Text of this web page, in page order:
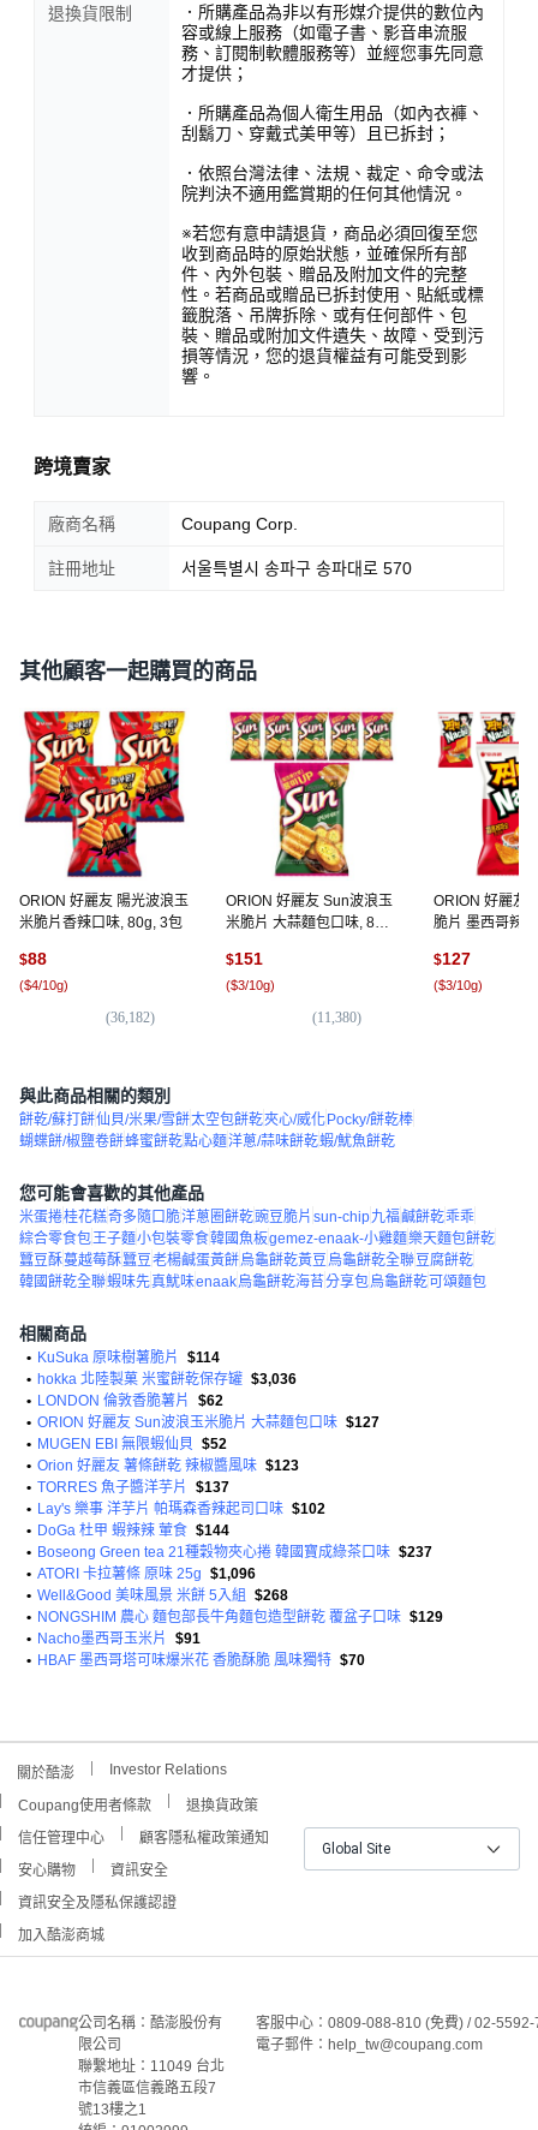
退換貨限制
．所購產品為非以有形媒介提供的數位內
容或線上服務（如電子書、影音串流服
務、訂閱制軟體服務等）並經您事先同意
才提供；
．所購產品為個人衛生用品（如內衣褲、
刮鬍刀、穿戴式美甲等）且已拆封；
．依照台灣法律、法規、裁定、命令或法
院判決不適用鑑賞期的任何其他情況。
※若您有意申請退貨，商品必須回復至您
收到商品時的原始狀態，並確保所有部
件、內外包裝、贈品及附加文件的完整
性。若商品或贈品已拆封使用、貼紙或標
籤脫落、吊牌拆除、或有任何部件、包
裝、贈品或附加文件遺失、故障、受到污
損等情況，您的退貨權益有可能受到影
響。
跨境賣家
廠商名稱 Coupang Corp.
註冊地址 서울특별시 송파구 송파대로 570
其他顧客一起購買的商品
ORION 好麗友 陽光波浪玉
米脆片香辣口味, 80g, 3包
$88
($4/10g)
(36,182)
ORION 好麗友 Sun波浪玉
米脆片 大蒜麵包口味, 80g,
$151
($3/10g)
(11,380)
ORION 好麗友
脆片 墨西哥辣
$127
($3/10g)
與此商品相關的類別
餅乾/蘇打餅仙貝/米果/雪餅太空包餅乾夾心/威化 Pocky/餅乾棒
蝴蝶餅/椒鹽卷餅蜂蜜餅乾點心麵洋蔥/蒜味餅乾蝦/魷魚餅乾
您可能會喜歡的其他產品
米蛋捲桂花糕奇多隨口脆洋蔥圈餅乾豌豆脆片 sun-chip九福鹹餅乾乖乖
綜合零食包王子麵小包裝零食韓國魚板gemez-enaak-小雞麵樂天麵包餅乾
蠶豆酥蔓越莓酥蠶豆 老楊鹹蛋黃餅烏龜餅乾黃豆 烏龜餅乾全聯 豆腐餅乾
韓國餅乾全聯蝦味先真魷味enaak烏龜餅乾海苔分享包烏龜餅乾 可頌麵包
相關商品
• KuSuka 原味樹薯脆片
$114
• hokka 北陸製菓 米蜜餅乾保存罐 $3,036
• LONDON 倫敦香脆薯片
$62
• ORION 好麗友 Sun波浪玉米脆片 大蒜麵包口味 $127
• MUGEN EBI 無限蝦仙貝 $52
• Orion 好麗友 薯條餅乾 辣椒醬風味 $123
• TORRES 魚子醬洋芋片
$137
• Lay's 樂事 洋芋片 帕瑪森香辣起司口味 $102
• DoGa 杜甲 蝦辣辣 葷食 $144
• Boseong Green tea 21種穀物夾心捲 韓國寶成綠茶口味 $237
• ATORI 卡拉薯條 原味 25g $1,096
• Well&Good 美味風景 米餅 5入組
$268
• NONGSHIM 農心 麵包部長牛角麵包造型餅乾 覆盆子口味 $129
• Nacho墨西哥玉米片
$91
• HBAF 墨西哥塔可味爆米花 香脆酥脆 風味獨特 $70
關於酷澎 Investor Relations
Coupang使用者條款
退換貨政策
信任管理中心
顧客隱私權政策通知
安心購物
資訊安全
資訊安全及隱私保護認證
加入酷澎商城
Global Site
公司名稱：酷澎股份有
限公司
聯繫地址：11049 台北
市信義區信義路五段7
號13樓之1
客服中心：0809-088-810 (免費) / 02-
電子郵件：help_tw@coupang.com